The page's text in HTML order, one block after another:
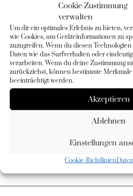
Cookie-Zustimmung
verwalten
Um dir ein optimales Erlebnis zu bieten,
wie Cookies, um Geräteinformationen zu
zuzugreifen. Wenn du diesen
Daten wie das Surfverhalten oder
verarbeiten. Wenn du deine Zustimmung
zurückziehst, können bestimmte
beeinträchtigt werden.
Akzeptieren
Ablehnen
Einstellungen
Cookie-Richtlinien
beilegung/
schlichtungs­stelle
Wir sind nicht bereit oder
Streitbeilegungsverfahren vor
Verbraucherschlichtungsstelle
Diese Website ist durch
von Google.